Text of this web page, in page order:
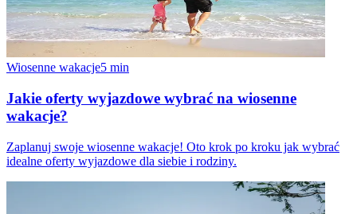
Wiosenne wakacje5 min
Jakie oferty wyjazdowe wybrać na wiosenne
wakacje?
Zaplanuj swoje wiosenne wakacje! Oto krok po kroku jak wybrać
idealne oferty wyjazdowe dla siebie i rodziny.